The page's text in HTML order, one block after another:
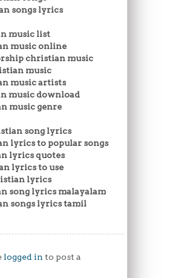
songs lyrics
music list
music online
christian music
music
music artists
music download
music genre
song lyrics
lyrics to popular songs
lyrics quotes
lyrics to use
lyrics
song lyrics malayalam
songs lyrics tamil
logged in to post a